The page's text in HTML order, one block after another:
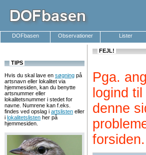
DOFbasen Observationer Lister
TIPS
Hvis du skal lave en søgning på
artsnavn eller lokalitet via
hjemmesiden, kan du benytte
artsnummer eller
lokalitetsnummer i stedet for
navne. Numrene kan f.eks.
findes ved opslag i artslisten eller
i lokalitetslisten her på
hjemmesiden.
FEJL!
Pga.
logind
denne
forsiden.